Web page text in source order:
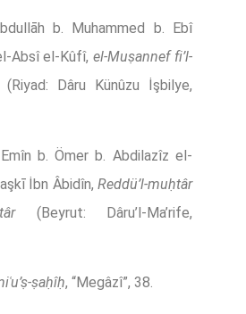
b. Muhammed b. Ebî
Absî el-Kûfî,el-Muṣannef fi’l-
Dâru Künûzu İşbilye,
b. Ömer b. Abdilazîz el-
İbn Âbidîn, Reddü’l-muḥtâr
(Beyrut: Dâru’l-Ma’rife,
ṣaḥîḥ, “Megâzî”, 38.